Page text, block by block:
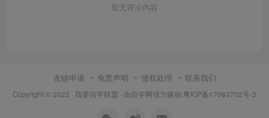
暂无评论内容
友链申请 免责声明 侵权处理 联系我们
Copyright © 2022 · 我要自学联盟 · 由自学网强力驱动. 粤ICP备17063702号-3